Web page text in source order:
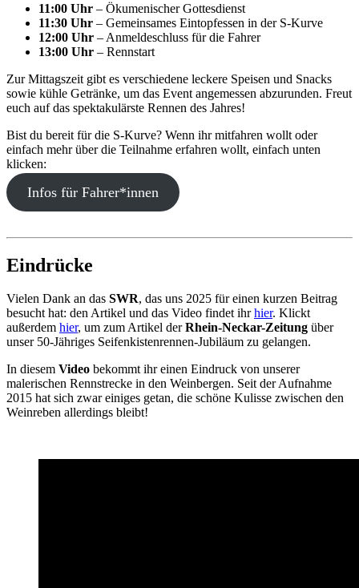
11:00 Uhr – Ökumenischer Gottesdienst
11:30 Uhr – Gemeinsames Eintopfessen in der S-Kurve
12:00 Uhr – Anmeldeschluss für die Fahrer
13:00 Uhr – Rennstart
Zur Mittagszeit gibt es verschiedene leckere Speisen und Snacks
sowie kühle Getränke, um das Event angemessen abzurunden. Freut
euch auf das spektakulärste Rennen des Jahres!
Bist du bereit für die S-Kurve? Wenn ihr mitfahren wollt oder
einfach mehr über die Teilnahme erfahren wollt, einfach unten
klicken:
Infos für Fahrer*innen
Eindrücke
Vielen Dank an das SWR, das uns 2025 für einen kurzen Beitrag
besucht hat: den Artikel und das Video findet ihrhier. Klickt
außerdem hier, um zum Artikel derRhein-Neckar-Zeitung über
unser 50-Jähriges Seifenkistenrennen-Jubiläum zu gelangen.
In diesem Video bekommt ihr einen Eindruck von unserer
malerischen Rennstrecke in den Weinbergen. Seit der Aufnahme
2015 hat sich zwar einiges getan, die schöne Kulisse zwischen den
Weinreben allerdings bleibt!